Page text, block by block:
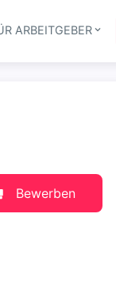
ARBEITGEBER
Bewerben